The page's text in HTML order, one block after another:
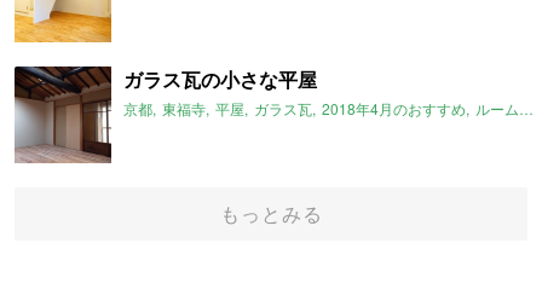
ガラス瓦の小さな平屋
京都 東福寺 平屋 ガラス瓦 2018年4月のおすすめ ルームマーケット
もっとみる